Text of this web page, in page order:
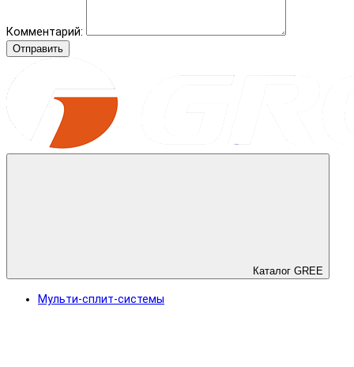
Комментарий:
Отправить
Каталог GREE
Мульти-сплит-системы